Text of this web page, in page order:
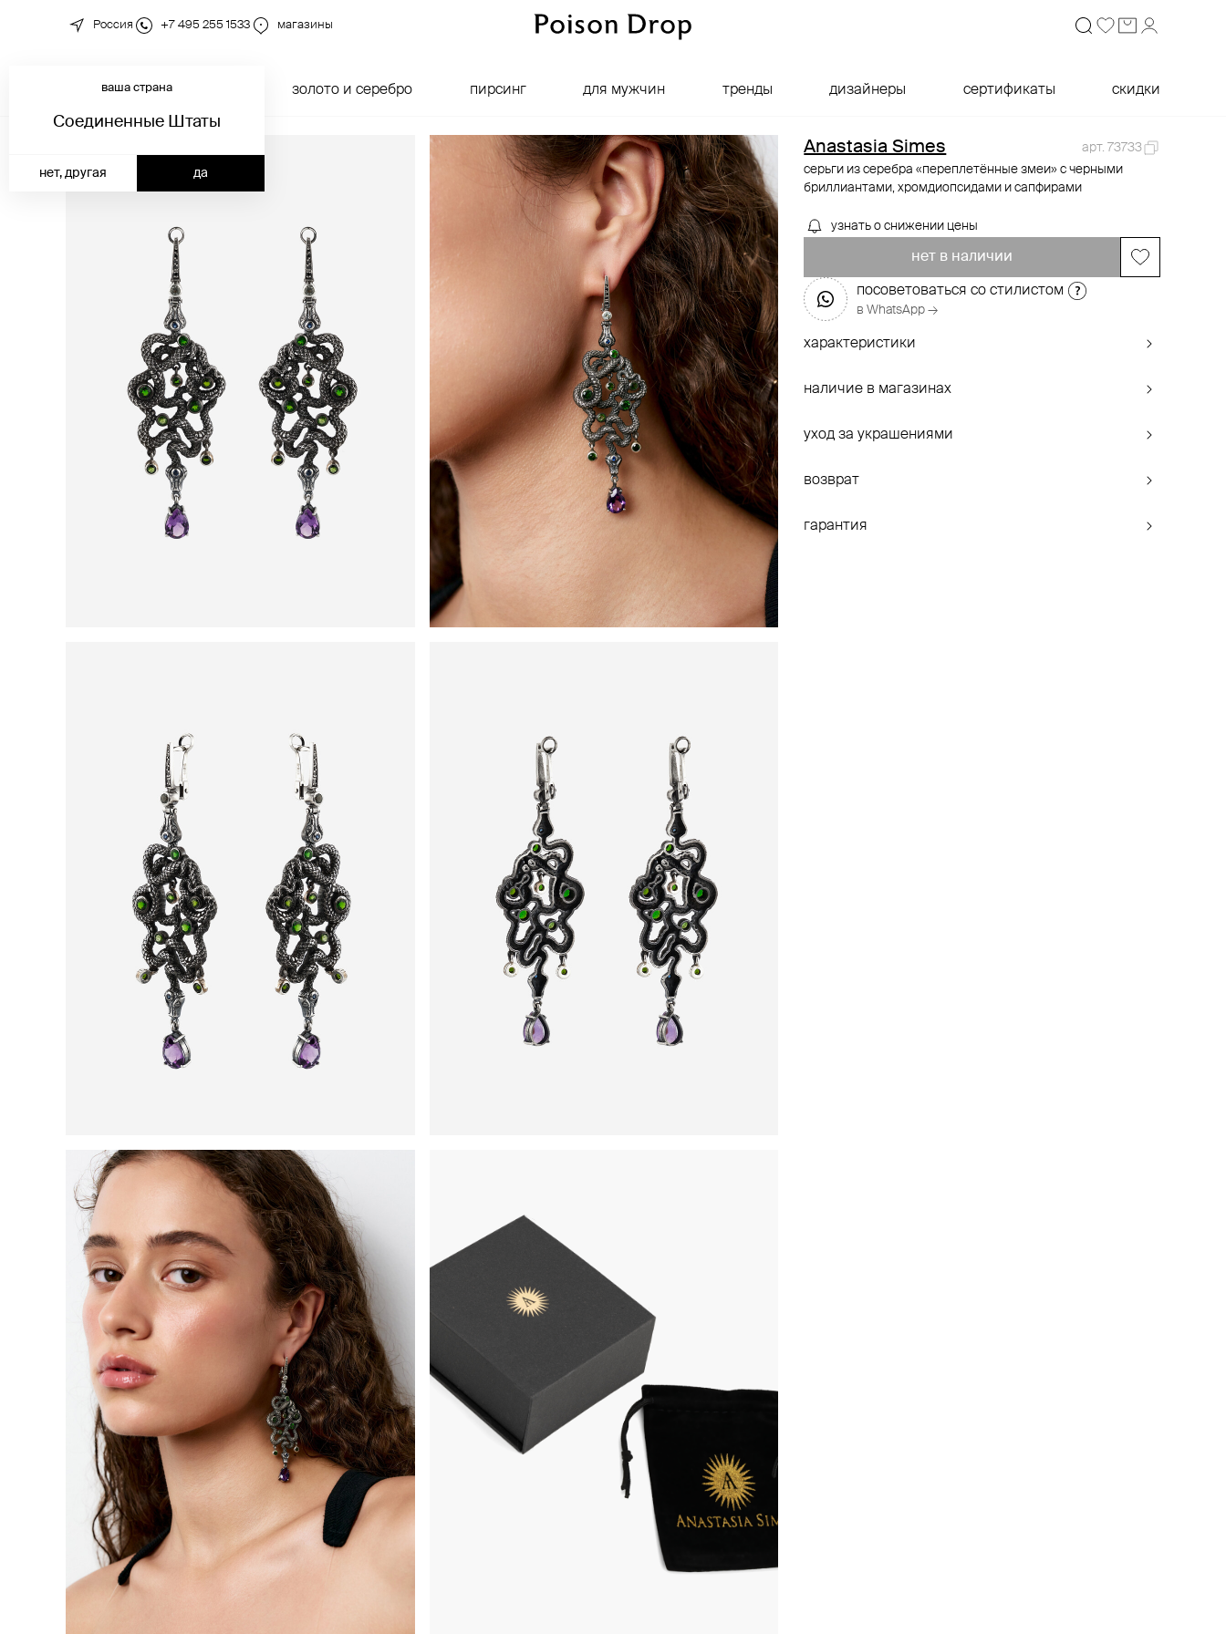
Россия +7 495 255 1533 магазины
новинки золото и серебро пирсинг для мужчин тренды дизайнеры сертификаты скидки
ваша страна
Соединенные Штаты
да
нет, другая
Anastasia Simes
арт. 73733
серьги из серебра «переплетённые змеи» с черными
бриллиантами, хромдиопсидами и сапфирами
узнать о снижении цены
нет в наличии
посоветоваться со стилистом
в WhatsApp →
характеристики
наличие в магазинах
уход за украшениями
возврат
гарантия